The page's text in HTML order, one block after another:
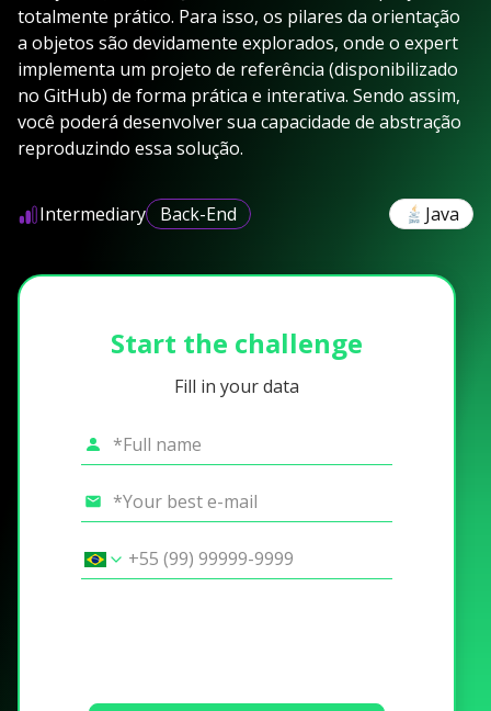
totalmente prático. Para isso, os pilares da orientação
a objetos são devidamente explorados, onde o expert
implementa um projeto de referência (disponibilizado
no GitHub) de forma prática e interativa. Sendo assim,
você poderá desenvolver sua capacidade de abstração
reproduzindo essa solução.
Intermediary Back-End Java
Start the challenge
Fill in your data